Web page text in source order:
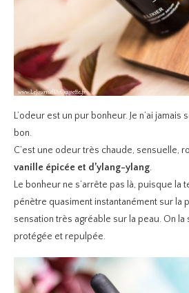
L’odeur est un pur bonheur. Je n’ai
bon.
C’est une odeur très chaude, sensuelle,
vanille épicée et d’ylang-ylang.
Le bonheur ne s’arrête pas là, puisque
pénètre quasiment instantanément sur la
sensation très agréable sur la peau. On
protégée et repulpée.